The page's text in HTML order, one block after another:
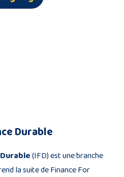
Durable
(IFD) est une branche
la suite de Finance For